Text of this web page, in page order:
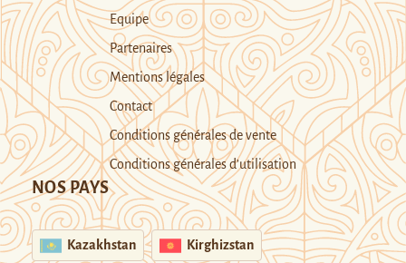
Equipe
Partenaires
Mentions légales
Contact
Conditions générales de vente
Conditions générales d’utilisation
NOS PAYS
Kazakhstan Kirghizstan